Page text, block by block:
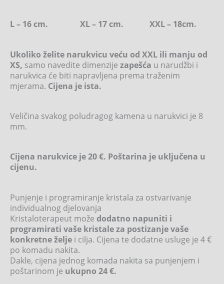
L – 16 cm. XL – 17 cm. XXL – 18cm.
Ukoliko želite narukvicu veću od XXL ili manju od
XS, samo navedite dimenzije zapešća u narudžbi i
narukvica će biti napravljena prema traženim
mjerama. Cijena je ista.
Veličina svakog poludragog kamena u narukvici je 8
mm.
Cijena narukvice je 20 €. Poštarina je uključena u
cijenu.
Punjenje i programiranje kristala za ostvarivanje
individualnog djelovanja
Kristaloterapeut može dodatno napuniti i
programirati vaše kristale za postizanje vaše
konkretne želje i cilja. Cijena te dodatne usluge je 4 €
po komadu nakita.
Dakle, cijena jednog komada nakita sa punjenjem i
poštarinom je ukupno 24 €.